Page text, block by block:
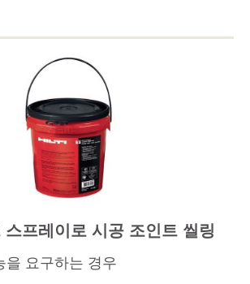
스프레이로 시공 조인트 씰링
을 요구하는 경우